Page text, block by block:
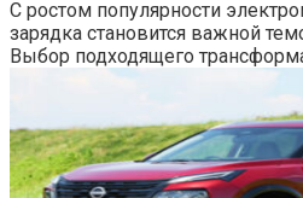
С ростом популярности
зарядка становится важной
Выбор подходящего